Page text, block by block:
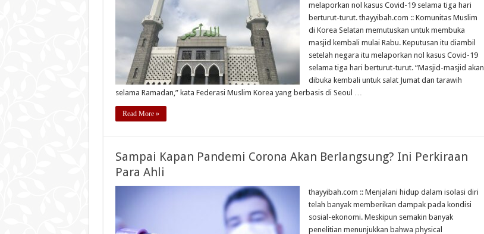
melaporkan nol kasus Covid-19 selama tiga hari
berturut-turut. thayyibah.com :: Komunitas Muslim
di Korea Selatan memutuskan untuk membuka
masjid kembali mulai Rabu. Keputusan itu diambil
setelah negara itu melaporkan nol kasus Covid-19
selama tiga hari berturut-turut. “Masjid-masjid akan
dibuka kembali untuk salat Jumat dan tarawih
selama Ramadan,” kata Federasi Muslim Korea yang berbasis di Seoul …
Read More »
Sampai Kapan Pandemi Corona Akan Berlangsung? Ini Perkiraan
Para Ahli
thayyibah.com :: Menjalani hidup dalam isolasi diri
telah banyak memberikan dampak pada kondisi
sosial-ekonomi. Meskipun semakin banyak
penelitian menunjukkan bahwa physical